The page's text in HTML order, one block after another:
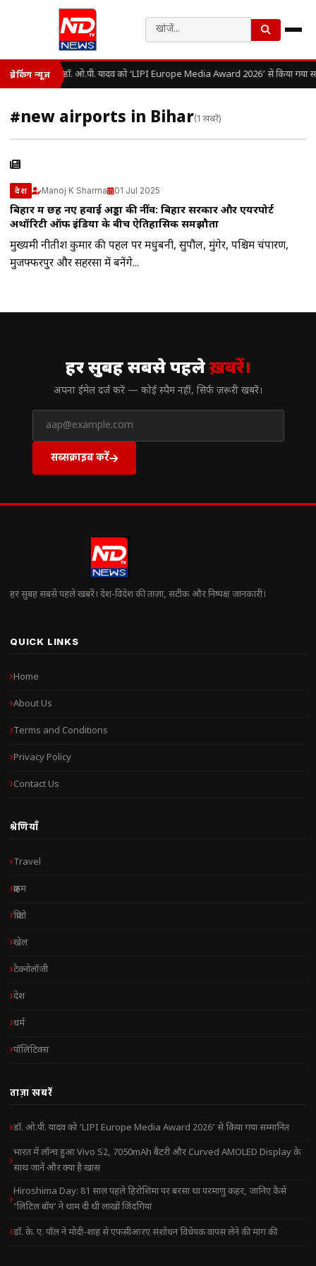
ब्रेकिंग न्यूज़ डॉ. ओ.पी. यादव को ‘LIPI Europe Media Award 2026’ से किया गया
#new airports in Bihar(1 खबरें)
देश Manoj K Sharma 01 Jul 2025
बिहार में छह नए हवाई अड्डों की नींव: बिहार सरकार और एयरपोर्ट
अथॉरिटी ऑफ इंडिया के बीच ऐतिहासिक समझौता
मुख्यमंत्री नीतीश कुमार की पहल पर मधुबनी, सुपौल, मुंगेर, पश्चिम चंपारण,
मुजफ्फरपुर और सहरसा में बनेंगे...
हर सुबह सबसे पहलेख़बरें।
अपना ईमेल दर्ज करें — कोई स्पैम नहीं, सिर्फ ज़रूरी खबरें।
सब्सक्राइब करें
हर सुबह सबसे पहले खबरें। देश-विदेश की ताज़ा, सटीक और निष्पक्ष जानकारी।
QUICK LINKS
Home
About Us
Terms and Conditions
Privacy Policy
Contact Us
श्रेणियाँ
Travel
क्राइम
क्रिप्टो
खेल
टेक्नोलॉजी
देश
धर्म
पॉलिटिक्स
ताज़ा खबरें
डॉ. ओ.पी. यादव को ‘LIPI Europe Media Award 2026’ से किया गया सम्मानित
भारत में लॉन्च हुआ Vivo S2, 7050mAh बैटरी और Curved AMOLED Display के
साथ जानें और क्या है खास
Hiroshima Day: 81 साल पहले हिरोशिमा पर बरसा था परमाणु कहर, जानिए कैसे
‘लिटिल बॉय’ ने थाम दी थी लाखों जिंदगियां
डॉ. के. ए. पॉल ने मोदी-शाह से एफसीआरए संशोधन विधेयक वापस लेने की मांग की